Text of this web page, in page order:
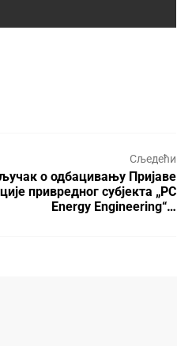
Сљедећи
о одбацивању Пријаве
привредног субјекта „PC
Energy Engineering“…